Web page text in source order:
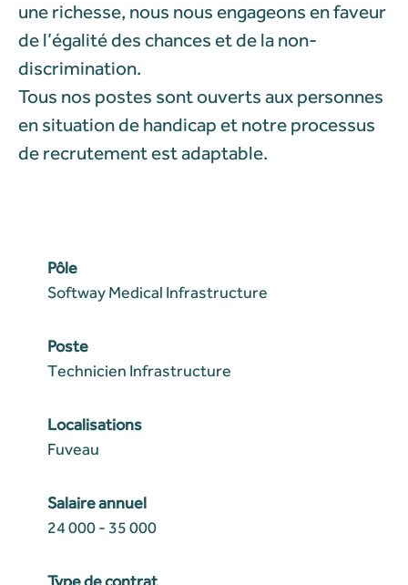
une richesse, nous nous engageons en faveur
de l’égalité des chances et de la non-
discrimination.
Tous nos postes sont ouverts aux personnes
en situation de handicap et notre processus
de recrutement est adaptable.
Pôle
Softway Medical Infrastructure
Poste
Technicien Infrastructure
Localisations
Fuveau
Salaire annuel
24 000 - 35 000
Type de contrat